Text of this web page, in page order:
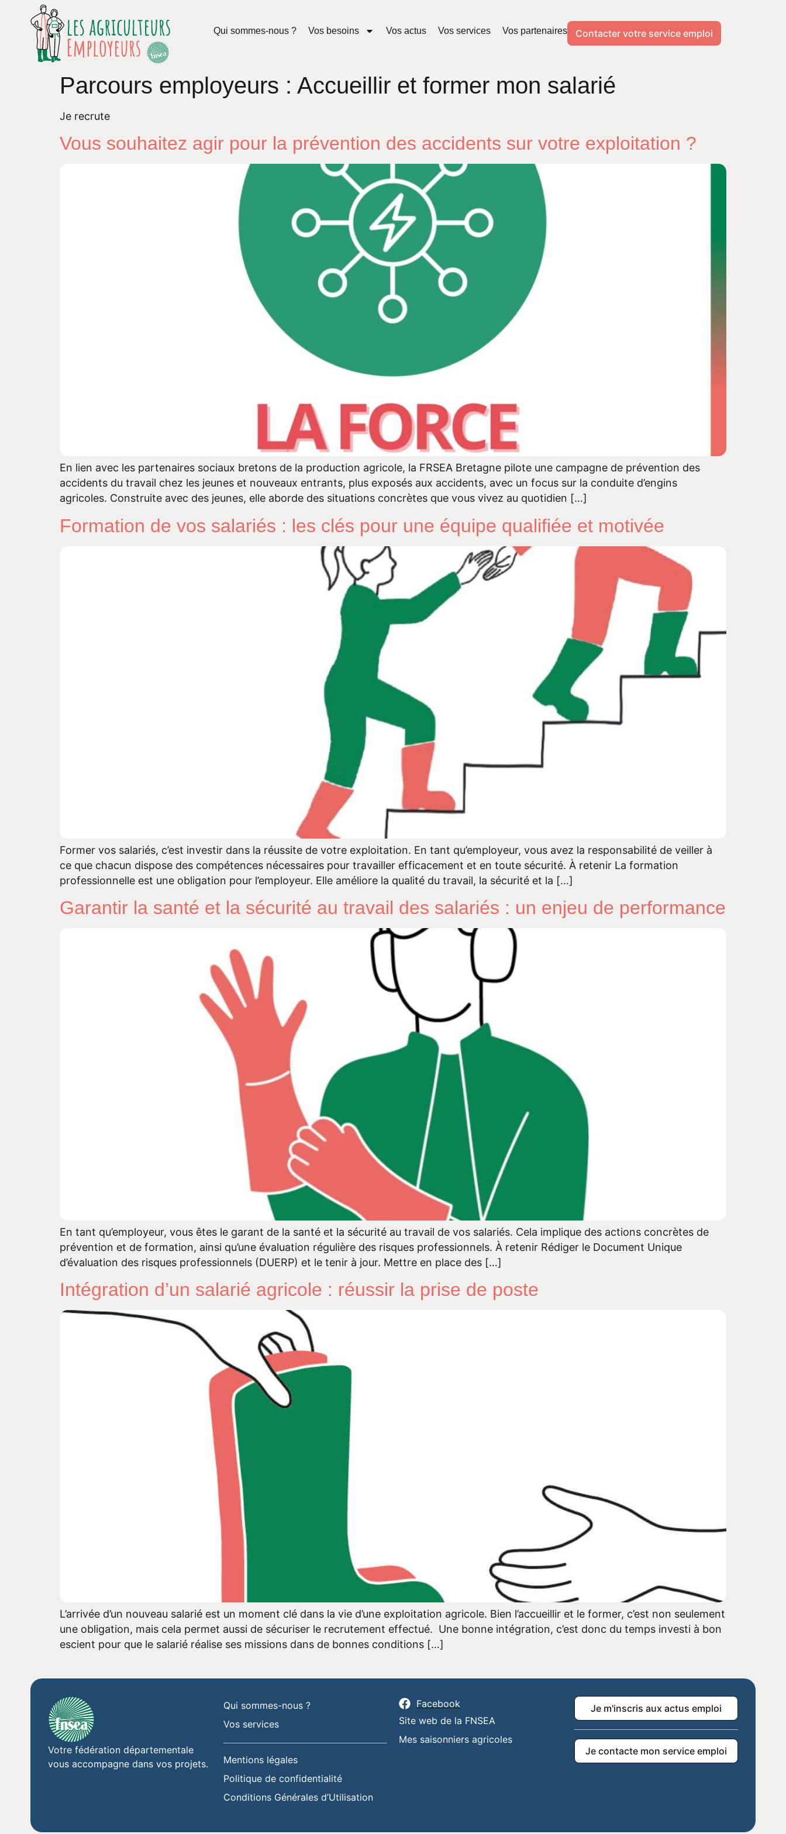
Qui sommes-nous ? Vos besoins Vos actus Vos services Vos partenaires Contacter votre service emploi
Parcours employeurs : Accueillir et former mon salarié
Je recrute
Vous souhaitez agir pour la prévention des accidents sur votre exploitation ?
En lien avec les partenaires sociaux bretons de la production agricole, la FRSEA Bretagne pilote une campagne de prévention des
accidents du travail chez les jeunes et nouveaux entrants, plus exposés aux accidents, avec un focus sur la conduite d’engins
agricoles. Construite avec des jeunes, elle aborde des situations concrètes que vous vivez au quotidien […]
Formation de vos salariés : les clés pour une équipe qualifiée et motivée
Former vos salariés, c’est investir dans la réussite de votre exploitation. En tant qu’employeur, vous avez la responsabilité de veiller à
ce que chacun dispose des compétences nécessaires pour travailler efficacement et en toute sécurité. À retenir La formation
professionnelle est une obligation pour l’employeur. Elle améliore la qualité du travail, la sécurité et la […]
Garantir la santé et la sécurité au travail des salariés : un enjeu de performance
En tant qu’employeur, vous êtes le garant de la santé et la sécurité au travail de vos salariés. Cela implique des actions concrètes de
prévention et de formation, ainsi qu’une évaluation régulière des risques professionnels. À retenir Rédiger le Document Unique
d’évaluation des risques professionnels (DUERP) et le tenir à jour. Mettre en place des […]
Intégration d’un salarié agricole : réussir la prise de poste
L’arrivée d’un nouveau salarié est un moment clé dans la vie d’une exploitation agricole. Bien l’accueillir et le former, c’est non seulement
une obligation, mais cela permet aussi de sécuriser le recrutement effectué. Une bonne intégration, c’est donc du temps investi à bon
escient pour que le salarié réalise ses missions dans de bonnes conditions […]
Votre fédération départementale
vous accompagne dans vos projets.
Qui sommes-nous ?
Vos services
Mentions légales
Politique de confidentialité
Conditions Générales d’Utilisation
Facebook
Site web de la FNSEA
Mes saisonniers agricoles
Je m'inscris aux actus emploi
Je contacte mon service emploi